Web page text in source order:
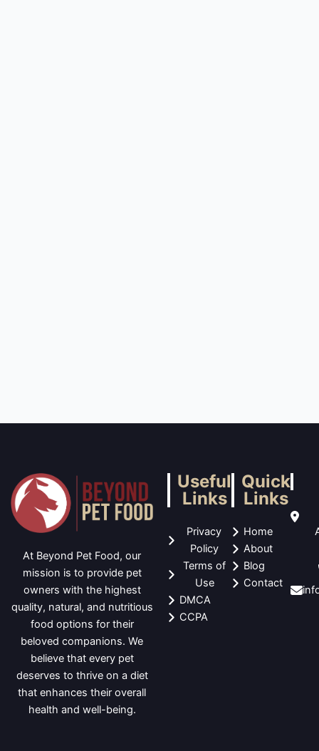
At Beyond Pet Food, our
mission is to provide pet
owners with the highest
quality, natural, and nutritious
food options for their
beloved companions. We
believe that every pet
deserves to thrive on a diet
that enhances their overall
health and well-being.
Useful
Links
Privacy
Policy
Terms of
Use
DMCA
CCPA
Quick
Links
Home
About
Blog
Contact